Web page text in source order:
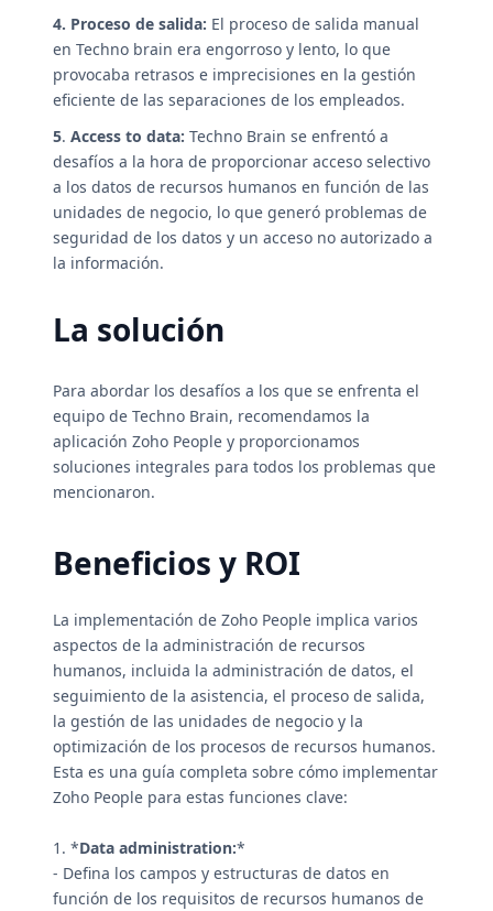
4. Proceso de salida: El proceso de salida manual
en Techno brain era engorroso y lento, lo que
provocaba retrasos e imprecisiones en la gestión
eficiente de las separaciones de los empleados.
5. Access to data: Techno Brain se enfrentó a
desafíos a la hora de proporcionar acceso selectivo
a los datos de recursos humanos en función de las
unidades de negocio, lo que generó problemas de
seguridad de los datos y un acceso no autorizado a
la información.
La solución
Para abordar los desafíos a los que se enfrenta el
equipo de Techno Brain, recomendamos la
aplicación Zoho People y proporcionamos
soluciones integrales para todos los problemas que
mencionaron.
Beneficios y ROI
La implementación de Zoho People implica varios
aspectos de la administración de recursos
humanos, incluida la administración de datos, el
seguimiento de la asistencia, el proceso de salida,
la gestión de las unidades de negocio y la
optimización de los procesos de recursos humanos.
Esta es una guía completa sobre cómo implementar
Zoho People para estas funciones clave:
1. *Data administration:*
- Defina los campos y estructuras de datos en
función de los requisitos de recursos humanos de